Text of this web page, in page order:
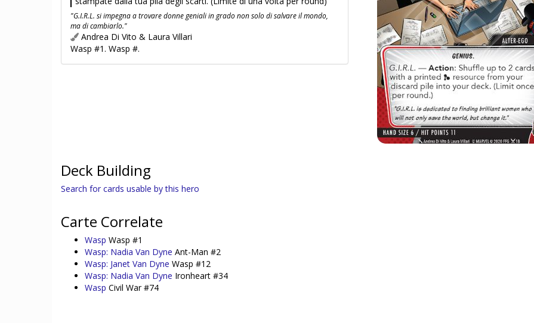
"G.I.R.L. si impegna a trovare donne geniali in grado non solo di salvare il mondo,
ma di cambiarlo."
Andrea Di Vito & Laura Villari
Wasp #1. Wasp #.
Deck Building
Search for cards usable by this hero
Carte Correlate
Wasp Wasp #1
Wasp: Nadia Van Dyne Ant-Man #2
Wasp: Janet Van Dyne Wasp #12
Wasp: Nadia Van Dyne Ironheart #34
Wasp Civil War #74